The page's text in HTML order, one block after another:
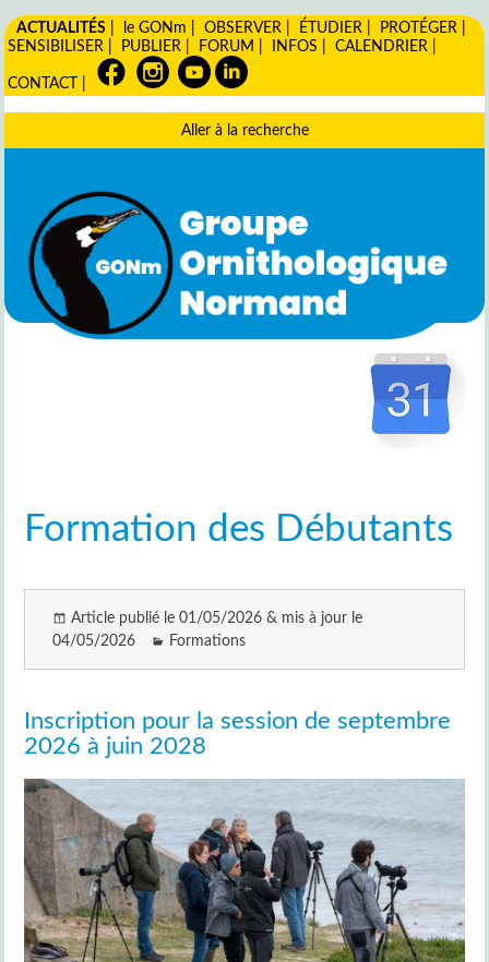
ACTUALITÉS le GONm |OBSERVER ÉTUDIER PROTÉGER
SENSIBILISER
PUBLIER FORUM INFOS |CALENDRIER
CONTACT
Aller à la recherche
Formation des Débutants
Article publié le 01/05/2026 & mis à jour le
04/05/2026
Formations
Inscription pour la session de septembre
2026 à juin 2028